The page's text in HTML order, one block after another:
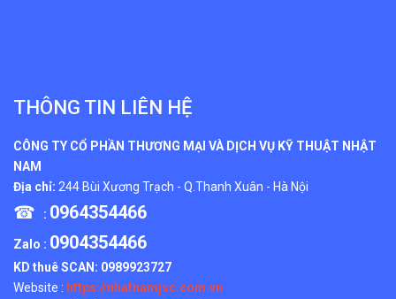
THÔNG TIN LIÊN HỆ
CÔNG TY CỔ PHẦN THƯƠNG MẠI VÀ DỊCH VỤ KỸ THUẬT NHẬT
NAM
Địa chỉ: 244 Bùi Xương Trạch - Q.Thanh Xuân - Hà Nội
☎ : 0964354466
Zalo : 0904354466
KD thuê SCAN: 0989923727
Website : https://nhatnamjsc.com.vn